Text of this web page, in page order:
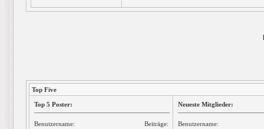
Top Five
Top 5 Poster:
Benutzername:
Beiträge:
Neueste Mitglieder:
Benutzername: